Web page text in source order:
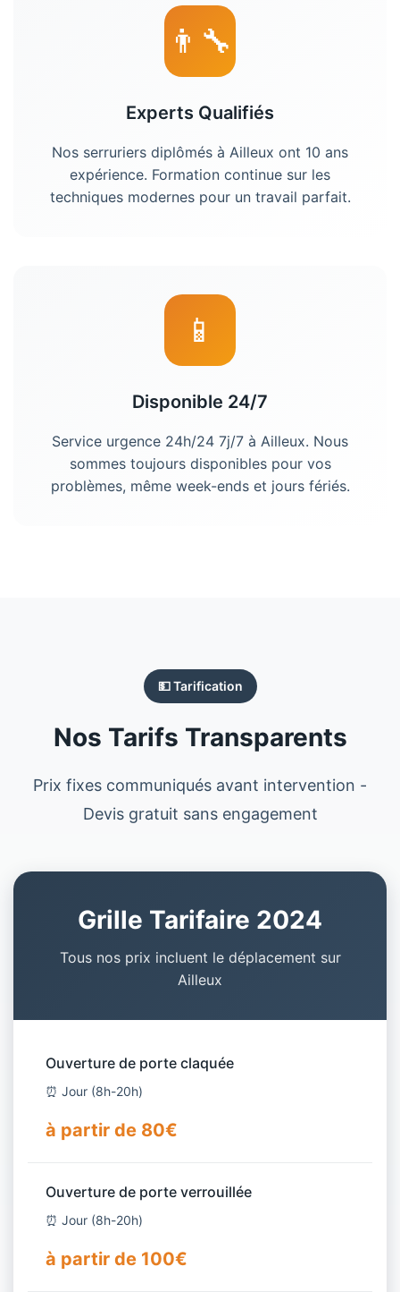
👨‍🔧
Experts Qualifiés
Nos serruriers diplômés à Ailleux ont 10 ans
expérience. Formation continue sur les
techniques modernes pour un travail parfait.
📱
Disponible 24/7
Service urgence 24h/24 7j/7 à Ailleux. Nous
sommes toujours disponibles pour vos
problèmes, même week-ends et jours fériés.
💵 Tarification
Nos Tarifs Transparents
Prix fixes communiqués avant intervention -
Devis gratuit sans engagement
Grille Tarifaire 2024
Tous nos prix incluent le déplacement sur
Ailleux
Ouverture de porte claquée
⏰ Jour (8h-20h)
à partir de 80€
Ouverture de porte verrouillée
⏰ Jour (8h-20h)
à partir de 100€